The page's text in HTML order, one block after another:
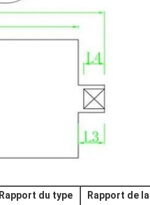
Rapport du type
Rapport de la